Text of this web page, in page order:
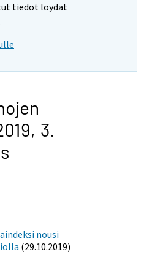
tiedot löydät
3.
nousi
(29.10.2019)